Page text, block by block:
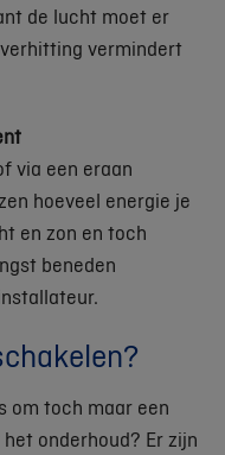
de lucht moet er
vermindert
via een eraan
hoeveel energie je
en zon en toch
beneden
om toch maar een
onderhoud? Er zijn